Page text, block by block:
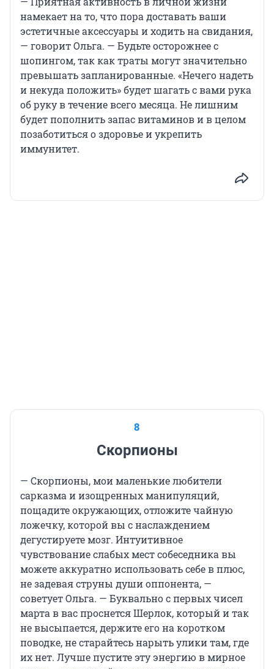
намекает на то, что пора доставать ваши
эстетичные аксессуары и ходить на свидания,
— говорит Ольга. — Будьте осторожнее с
шопингом, так как траты могут значительно
превышать запланированные. «Нечего надеть
и некуда положить» будет шагать с вами рука
об руку в течение всего месяца. Не лишним
будет пополнить запас витаминов и в целом
позаботиться о здоровье и укрепить
иммунитет.
8
Скорпионы
— Скорпионы, мои маленькие любители
сарказма и изощренных манипуляций,
пощадите окружающих, отложите чайную
ложечку, которой вы с наслаждением
дегустируете мозг. Интуитивное
чувствование слабых мест собеседника вы
можете аккуратно использовать себе в плюс,
не задевая струны души оппонента, —
советует Ольга. — Буквально с первых чисел
марта в вас проснется Шерлок, который и так
не высыпается, держите его на коротком
поводке, не старайтесь нарыть улики там, где
их нет. Лучше пустите эту энергию в мирное